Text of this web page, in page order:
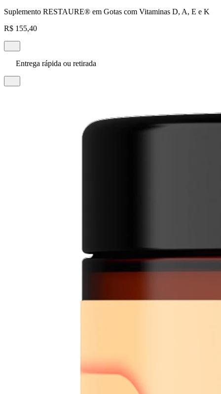
Suplemento RESTAURE® em Gotas com Vitaminas D, A, E e K
R$ 155,40
Entrega rápida ou retirada